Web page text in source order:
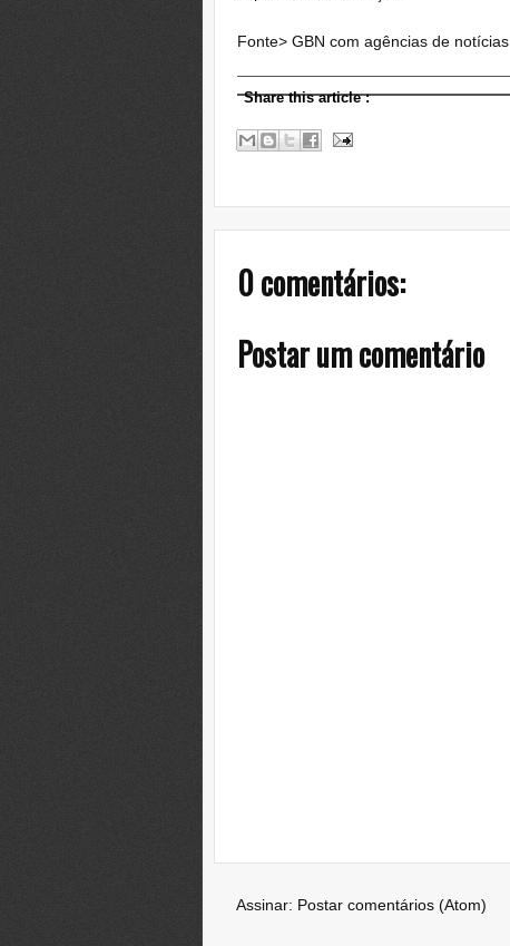
Fonte> GBN com agências de notícias
Share this article:
0 comentários:
Postar um comentário
Assinar: Postar comentários (Atom)